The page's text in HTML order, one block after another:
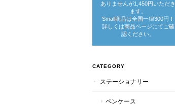
ありませんが1,450円いただき
ます。
Small商品は全国一律300円！
詳しくは商品ページにてご確
認ください。
CATEGORY
ステーショナリー
ペンケース